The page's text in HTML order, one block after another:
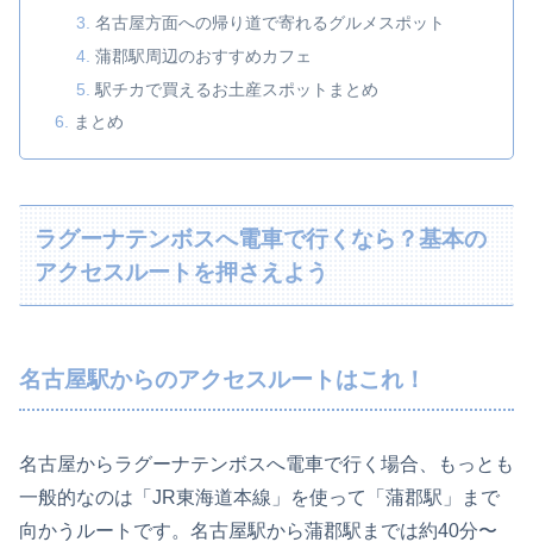
名古屋方面への帰り道で寄れるグルメスポット
蒲郡駅周辺のおすすめカフェ
駅チカで買えるお土産スポットまとめ
まとめ
ラグーナテンボスへ電車で行くなら？基本の
アクセスルートを押さえよう
名古屋駅からのアクセスルートはこれ！
名古屋からラグーナテンボスへ電車で行く場合、もっとも
一般的なのは「JR東海道本線」を使って「蒲郡駅」まで
向かうルートです。名古屋駅から蒲郡駅までは約40分〜